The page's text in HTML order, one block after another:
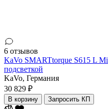
6 отзывов
KaVo SMARTtorque S615 L
подсветкой
KaVo, Германия
30 829 ₽
В корзину Запросить КП